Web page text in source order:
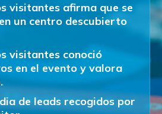
visitantes afirma que se
un centro descubierto
visitantes conoció
en el evento y valora
de leads recogidos por